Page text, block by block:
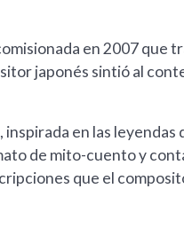
en 2007 que
japonés sintió al
en las leyendas
de mito-cuento y
que el